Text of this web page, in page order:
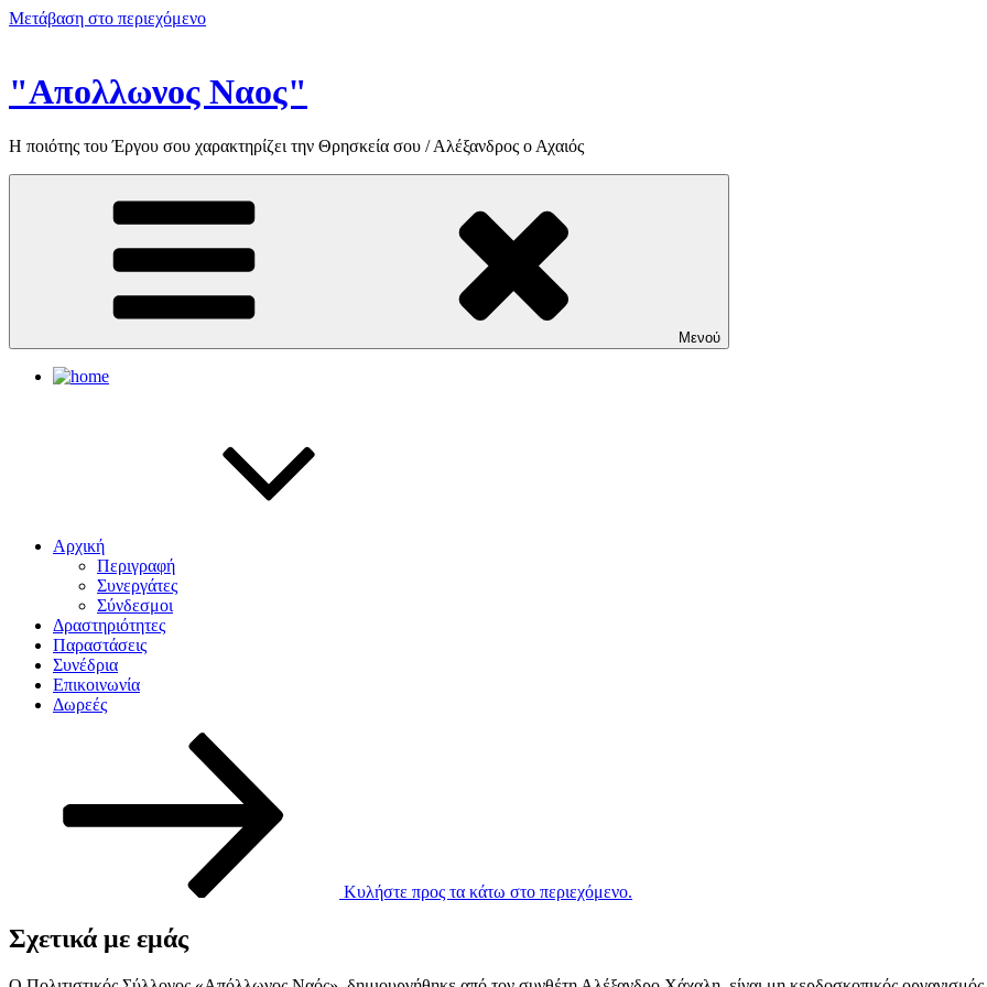
Μετάβαση στο περιεχόμενο
"Απολλωνος Ναος"
Η ποιότης του Έργου σου χαρακτηρίζει την Θρησκεία σου / Αλέξανδρος ο Αχαιός
Μενού
Αρχική
Περιγραφή
Συνεργάτες
Σύνδεσμοι
Δραστηριότητες
Παραστάσεις
Συνέδρια
Επικοινωνία
Δωρεές
Κυλήστε προς τα κάτω στο περιεχόμενο.
Σχετικά με εμάς